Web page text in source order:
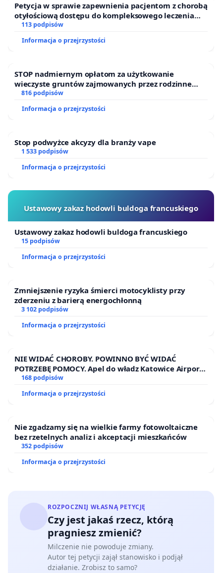
Petycja w sprawie zapewnienia pacjentom z chorobą
otyłościową dostępu do kompleksowego leczenia
oraz programów profilaktycznych.
113 podpisów
Informacja o przejrzystości
STOP nadmiernym opłatom za użytkowanie
wieczyste gruntów zajmowanych przez rodzinne
ogrody działkowe.
816 podpisów
Informacja o przejrzystości
Stop podwyżce akcyzy dla branży vape
1 533 podpisów
Informacja o przejrzystości
Ustawowy zakaz hodowli buldoga francuskiego
Ustawowy zakaz hodowli buldoga francuskiego
15 podpisów
Informacja o przejrzystości
Zmniejszenie ryzyka śmierci motocyklisty przy
zderzeniu z barierą energochłonną
3 102 podpisów
Informacja o przejrzystości
NIE WIDAĆ CHOROBY. POWINNO BYĆ WIDAĆ
POTRZEBĘ POMOCY. Apel do władz Katowice Airport
o przystąpienie do programu HIDDEN DISABILITIES
SUNFLOWER – SŁONECZNIK – UKRYTE
NIEPEŁNOSPRAWNOŚCI
168 podpisów
Informacja o przejrzystości
Nie zgadzamy się na wielkie farmy fotowoltaiczne
bez rzetelnych analiz i akceptacji mieszkańców
352 podpisów
Informacja o przejrzystości
ROZPOCZNIJ WŁASNĄ PETYCJĘ
Czy jest jakaś rzecz, którą
pragniesz zmienić?
Milczenie nie powoduje zmiany.
Autor tej petycji zajął stanowisko i podjął
działanie. Zrobisz to samo?